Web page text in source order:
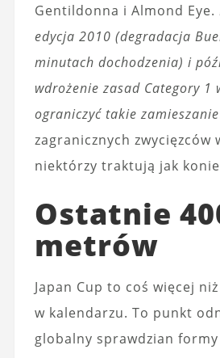
Gentildonna i Almond Eye.
edycja 2010 (degradacja
minutach dochodzenia) i
wdrożenie zasad Category 1
ograniczyć takie zamieszanie
zagranicznych zwycięzców
niektórzy traktują jak
Ostatnie
metrów
Japan Cup to coś więcej
w kalendarzu. To punkt
globalny sprawdzian